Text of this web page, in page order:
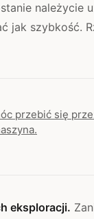
należycie
jak szybkość.
przebić się
eksploracji.